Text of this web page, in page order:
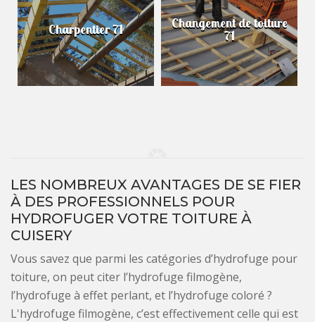
Charpentier 71 Changement de toiture
71
LES NOMBREUX AVANTAGES DE SE FIER
À DES PROFESSIONNELS POUR
HYDROFUGER VOTRE TOITURE À
CUISERY
Vous savez que parmi les catégories d’hydrofuge pour
toiture, on peut citer l’hydrofuge filmogène,
l’hydrofuge à effet perlant, et l’hydrofuge coloré ?
L'hydrofuge filmogène, c’est effectivement celle qui est